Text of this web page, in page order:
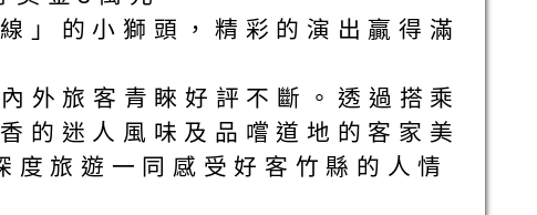
」的小獅頭，精彩的演出贏得滿
外旅客青睞好評不斷。透過搭乘
的迷人風味及品嚐道地的客家美
旅遊一同感受好客竹縣的人情